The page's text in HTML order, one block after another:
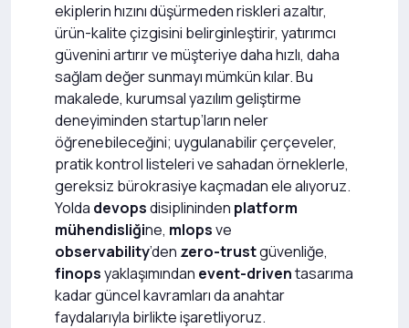
ekiplerin hızını düşürmeden riskleri azaltır,
ürün-kalite çizgisini belirginleştirir, yatırımcı
güvenini artırır ve müşteriye daha hızlı, daha
sağlam değer sunmayı mümkün kılar. Bu
makalede, kurumsal yazılım geliştirme
deneyiminden startup’ların neler
öğrenebileceğini; uygulanabilir çerçeveler,
pratik kontrol listeleri ve sahadan örneklerle,
gereksiz bürokrasiye kaçmadan ele alıyoruz.
Yolda devopsdisiplininden platform
mühendisliğine, mlopsve
observability’den zero-trustgüvenliğe,
finopsyaklaşımından event-driventasarıma
kadar güncel kavramları da anahtar
faydalarıyla birlikte işaretliyoruz.